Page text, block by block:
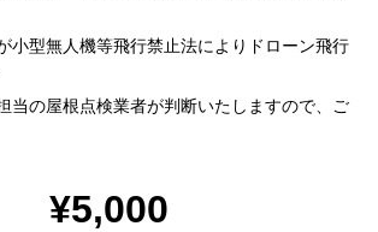
小型無人機等飛行禁止法によりドローン飛行
当の屋根点検業者が判断いたしますので、ご
¥5,000